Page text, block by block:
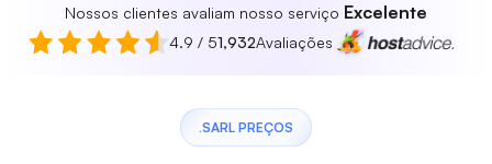
Nossos clientes avaliam nosso serviço Excelente
4.9 / 51,932Avaliações
.SARL PREÇOS